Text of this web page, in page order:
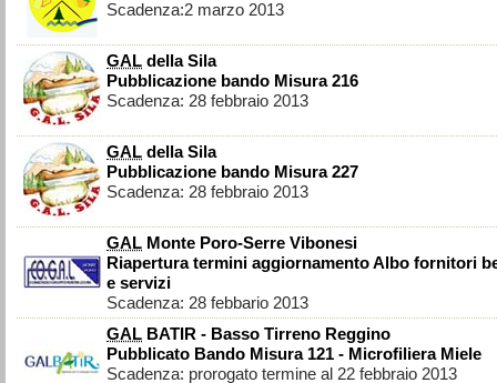
Scadenza:2 marzo 2013
GAL della Sila
Pubblicazione bando Misura 216
Scadenza: 28 febbraio 2013
GAL della Sila
Pubblicazione bando Misura 227
Scadenza: 28 febbraio 2013
GAL Monte Poro-Serre Vibonesi
Riapertura termini aggiornamento Albo fornitori
e servizi
Scadenza: 28 febbario 2013
GAL BATIR - Basso Tirreno Reggino
Pubblicato Bando Misura 121 - Microfiliera Miele
Scadenza: prorogato termine al 22 febbraio 2013